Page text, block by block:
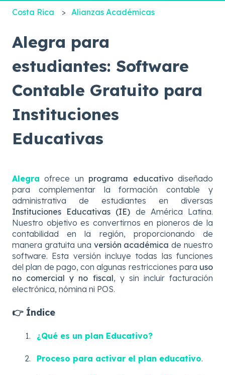
Costa Rica Alianzas Académicas
Alegra para
estudiantes: Software
Contable Gratuito para
Instituciones
Educativas
Alegra ofrece un programa educativodiseñado
para complementar la formación contable y
administrativa de estudiantes en diversas
Instituciones Educativas (IE) de América Latina.
Nuestro objetivo es convertirnos en pioneros de la
contabilidad en la región, proporcionando de
manera gratuita una versión académica de nuestro
software. Esta versión incluye todas las funciones
del plan de pago, con algunas restricciones para uso
no comercial y no fiscal, y sin incluir facturación
electrónica, nómina ni POS.
👉 Índice
¿Qué es un plan Educativo?
Proceso para activar el plan educativo.